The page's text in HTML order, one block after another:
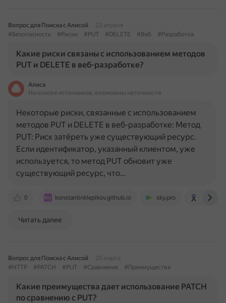
Вопрос для Поиска с Алисой
22 апреля
#Безопасность
#Риски #PUT #DELETE #Веб #Разработка
Какие риски связаны с использованием методов
PUT и DELETE в веб-разработке?
Алиса
На основе источников, возможны неточности
0 konstantinklepikov.github.io sky.pro
Некоторые риски, связанные с использованием
методов PUT и DELETE в веб-разработке: Метод
PUT: Риск затёреть уже существующий ресурс.
Если идентификатор, указанный клиентом, уже
используется, то метод PUT обновит уже
существующий ресурс, что…
Читать далее
Вопрос для Поиска с Алисой
20 марта
#HTTP
#PATCH #PUT #Сравнение #Преимущества
Какие преимущества дает использование PATCH
по сравнению с PUT?